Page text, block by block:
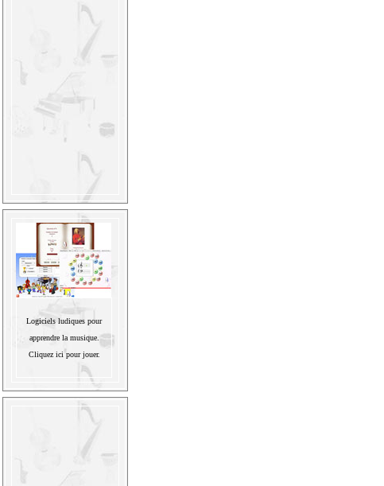
Logiciels ludiques pour
apprendre la musique.
Cliquez ici pour jouer.